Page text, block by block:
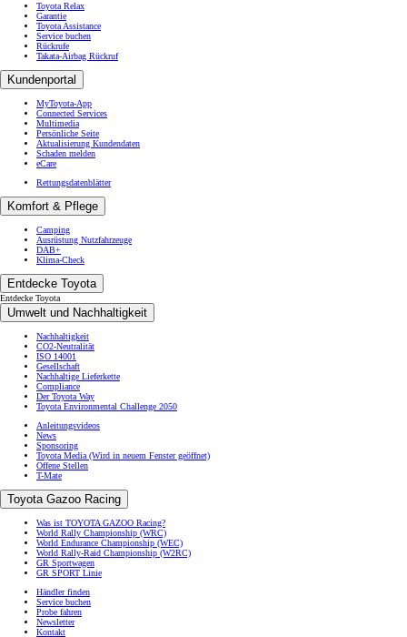
Toyota Relax
Garantie
Toyota Assistance
Service buchen
Rückrufe
Takata-Airbag Rückruf
Kundenportal
MyToyota-App
Connected Services
Multimedia
Persönliche Seite
Aktualisierung Kundendaten
Schaden melden
eCare
Rettungsdatenblätter
Komfort & Pflege
Camping
Ausrüstung Nutzfahrzeuge
DAB+
Klima-Check
Entdecke Toyota
Entdecke Toyota
Umwelt und Nachhaltigkeit
Nachhaltigkeit
CO2-Neutralität
ISO 14001
Gesellschaft
Nachhaltige Lieferkette
Compliance
Der Toyota Way
Toyota Environmental Challenge 2050
Anleitungsvideos
News
Sponsoring
Toyota Media (Wird in neuem Fenster geöffnet)
Offene Stellen
T-Mate
Toyota Gazoo Racing
Was ist TOYOTA GAZOO Racing?
World Rally Championship (WRC)
World Endurance Championship (WEC)
World Rally-Raid Championship (W2RC)
GR Sportwagen
GR SPORT Linie
Händler finden
Service buchen
Probe fahren
Newsletter
Kontakt